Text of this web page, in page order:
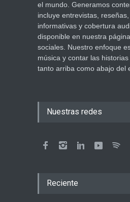
el mundo. Generamos
incluye entrevistas,
informativas y cobertura
disponible en nuestra
sociales. Nuestro enfoque
música y contar las
tanto arriba como abajo del
Nuestras redes
Reciente